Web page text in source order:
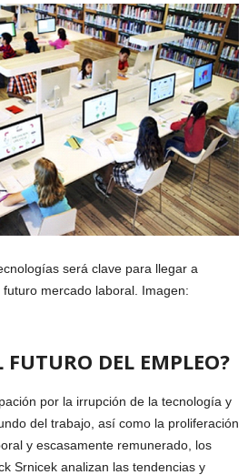
será clave para llegar a
mercado laboral. Imagen:
FUTURO DEL EMPLEO?
por la irrupción de la tecnología y
del trabajo, así como la proliferación
y escasamente remunerado, los
Srnicek analizan las tendencias y